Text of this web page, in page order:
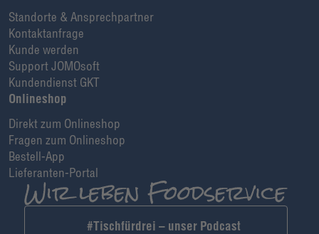
Standorte & Ansprechpartner
Kontaktanfrage
Kunde werden
Support JOMOsoft
Kundendienst GKT
Onlineshop
Direkt zum Onlineshop
Fragen zum Onlineshop
Bestell-App
Lieferanten-Portal
#Tischfürdrei – unser Podcast